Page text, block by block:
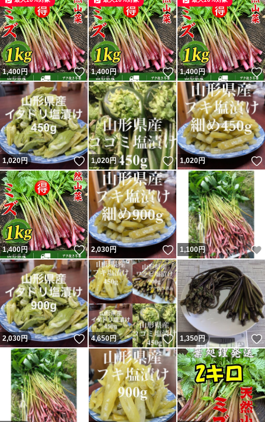
1,400円 いいね！
1,400円 いいね！
1,400円
1,020円 いいね！
1,020円 いいね！
1,020円
1,400円 いいね！
2,030円 いいね！
1,100円
2,030円 いいね！
4,650円 いいね！
1,350円